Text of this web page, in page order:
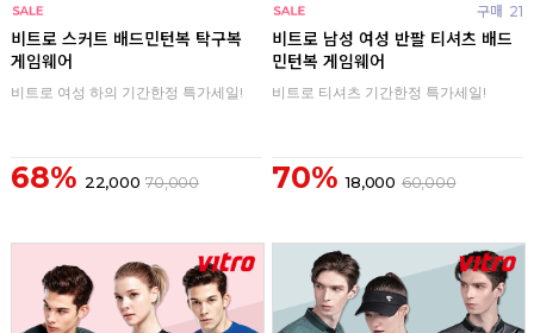
비트로 스커트 배드민턴복 탁구복
게임웨어
비트로 여성 하의 기간한정 특가세일!
68% 22,000 70,000
구매 21
비트로 남성 여성 반팔 티셔츠 배드
민턴복 게임웨어
비트로 티셔츠 기간한정 특가세일!
70% 18,000 60,000